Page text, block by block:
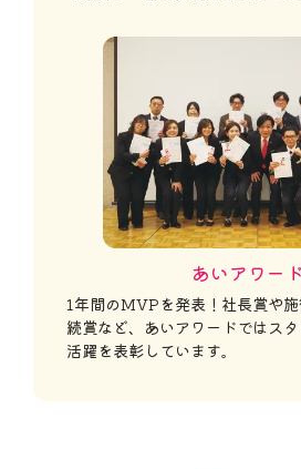
あいアワード
1年間のMVPを発表！社長賞や
続賞など、あいアワードではス
活躍を表彰しています。